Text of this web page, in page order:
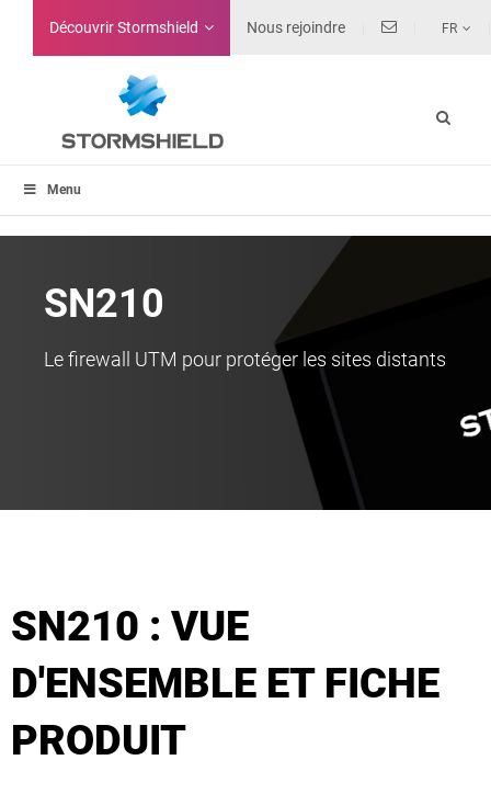
Découvrir Stormshield Nous rejoindre FR
Menu
SN210
Le firewall UTM pour protéger les sites distants
SN210 : VUE
D'ENSEMBLE ET FICHE
PRODUIT